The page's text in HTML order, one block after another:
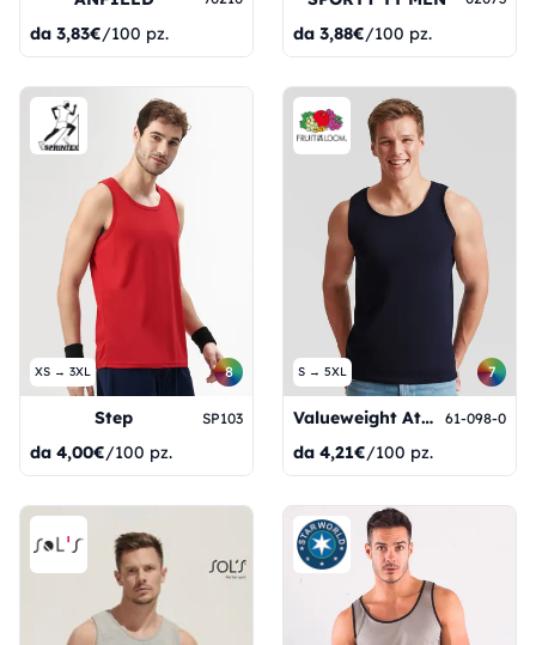
da 3,83€/100 pz. da 3,88€/100 pz.
XS → 3XL 8
Step SP103
da 4,00€/100 pz.
S → 5XL 7
Valueweight Athletic Vest 61-098-0
da 4,21€/100 pz.